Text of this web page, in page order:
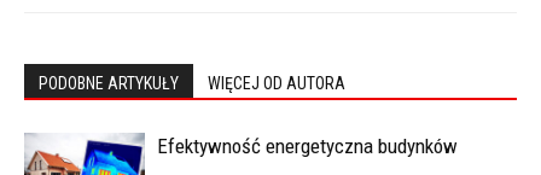
PODOBNE ARTYKUŁY WIĘCEJ OD AUTORA
Efektywność energetyczna budynków